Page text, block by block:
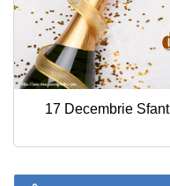
17 Decembrie